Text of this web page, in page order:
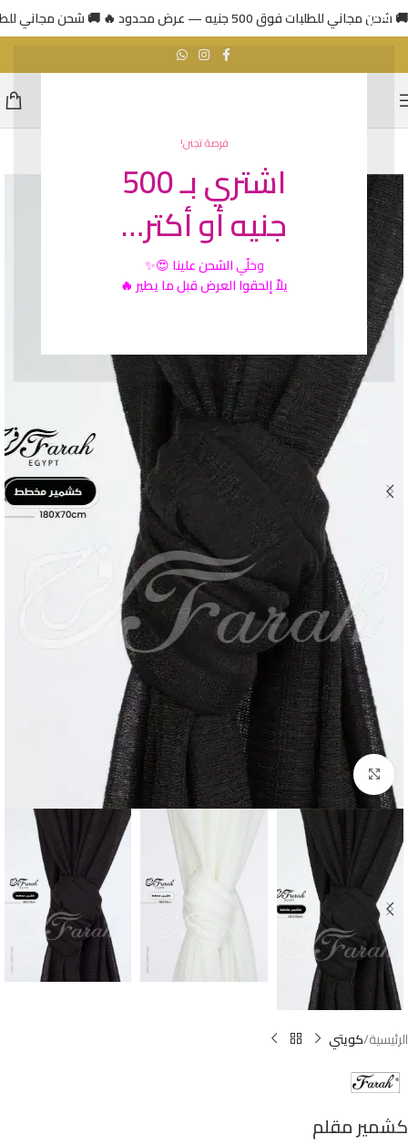
فرصة تجنن!
اشتري بـ 500
جنيه أو أكتر…
وخلّيالشحن علينا😍✨
يلاّ إلحقوا العرض قبل ما يطير 🔥
🚚 شحن مجاني للطلبات فوق 500 جنيه — عرض محدود 🔥 🚚 شحن مجاني للطلبات فوق 500
Click to enlarge
الرئيسية كويتي
كشمير مقلم